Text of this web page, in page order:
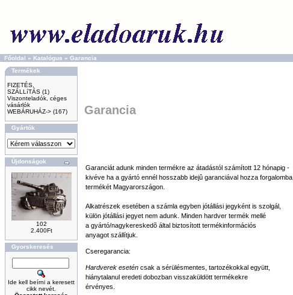
Főoldal » Katalógus » Garancia
Termékek
FIZETÉS,
SZÁLLíTÁS (1)
Viszonteladók, céges
vásárlók
WEBÁRUHÁZ-> (167)
Gyártók
Újdonságok
102
2.400Ft
Gyorskeresés
Ide kell beírni a keresett
cikk nevét.
Garancia
Garanciát adunk minden termékre az átadástól számított 12 hónapig -
kivéve ha a gyártó ennél hosszabb idejû garanciával hozza forgalomba
termékét Magyarországon.
Alkatrészek esetében a számla egyben jótállási jegyként is szolgál,
külön jótállási jegyet nem adunk. Minden hardver termék mellé
a gyártó/nagykereskedõ által biztosított termékinformációs
anyagot szállítjuk.
Cseregarancia:
Hardverek esetén csak a sérülésmentes, tartozékokkal együtt,
hiánytalanul eredeti dobozban visszaküldött termékekre
érvényes.